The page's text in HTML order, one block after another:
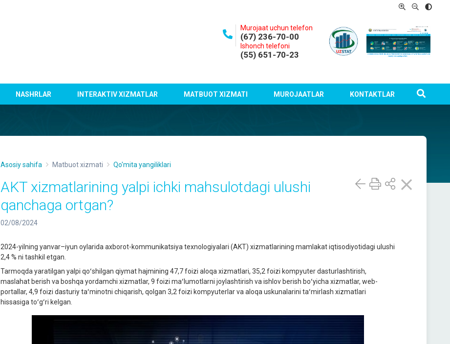
Murojaat uchun telefon
(67) 236-70-00
Ishonch telefoni
(55) 651-70-23
NASHRLAR INTERAKTIV XIZMATLAR MATBUOT XIZMATI MUROJAATLAR KONTAKTLAR
Asosiy sahifa Matbuot xizmati Qo'mita yangiliklari
AKT xizmatlarining yalpi ichki mahsulotdagi ulushi
qanchaga ortgan?
02/08/2024
2024-yilning yanvar–iyun oylarida axborot-kommunikatsiya texnologiyalari (AKT) xizmatlarining mamlakat iqtisodiyotidagi ulushi
2,4 % ni tashkil etgan.
Tarmoqda yaratilgan yalpi qoʻshilgan qiymat hajmining 47,7 foizi aloqa xizmatlari, 35,2 foizi kompyuter dasturlashtirish,
maslahat berish va boshqa yordamchi xizmatlar, 9 foizi maʻlumotlarni joylashtirish va ishlov berish boʻyicha xizmatlar, web-
portallar, 4,9 foizi dasturiy taʻminotni chiqarish, qolgan 3,2 foizi kompyuterlar va aloqa uskunalarini taʻmirlash xizmatlari
hissasiga toʻgʻri kelgan.